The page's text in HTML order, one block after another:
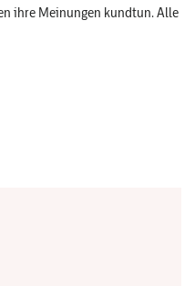
ihre Meinungen kundtun. Alle